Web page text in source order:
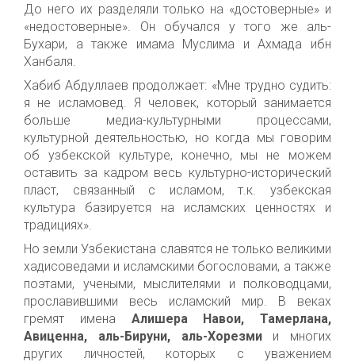
До него их разделяли только на «достоверные» и
«недостоверные». Он обучался у того же аль-
Бухари, а также имама Муслима и Ахмада ибн
Ханбаля.
Хабиб Абдуллаев продолжает: «Мне трудно судить:
я не исламовед. Я человек, который занимается
больше медиа-культурными процессами,
культурной деятельностью, но когда мы говорим
об узбекской культуре, конечно, мы не можем
оставить за кадром весь культурно-исторический
пласт, связанный с исламом, т.к. узбекская
культура базируется на исламских ценностях и
традициях».
Но земли Узбекистана славятся не только великими
хадисоведами и исламскими богословами, а также
поэтами, учеными, мыслителями и полководцами,
прославившими весь исламский мир. В веках
гремят имена Алишера Навои, Тамерлана,
Авиценна, аль-Бируни, аль-Хорезмии многих
других личностей, которых с уважением